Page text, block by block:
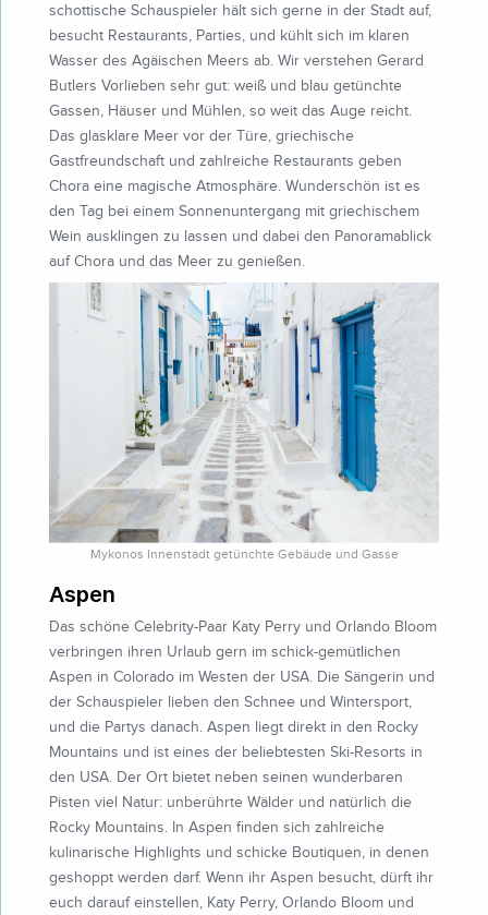
schottische Schauspieler hält sich gerne in der Stadt auf,
besucht Restaurants, Parties, und kühlt sich im klaren
Wasser des Agäischen Meers ab. Wir verstehen Gerard
Butlers Vorlieben sehr gut: weiß und blau getünchte
Gassen, Häuser und Mühlen, so weit das Auge reicht.
Das glasklare Meer vor der Türe, griechische
Gastfreundschaft und zahlreiche Restaurants geben
Chora eine magische Atmosphäre. Wunderschön ist es
den Tag bei einem Sonnenuntergang mit griechischem
Wein ausklingen zu lassen und dabei den Panoramablick
auf Chora und das Meer zu genießen.
Mykonos Innenstadt getünchte Gebäude und Gasse
Aspen
Das schöne Celebrity-Paar Katy Perry und Orlando Bloom
verbringen ihren Urlaub gern im schick-gemütlichen
Aspen in Colorado im Westen der USA. Die Sängerin und
der Schauspieler lieben den Schnee und Wintersport,
und die Partys danach. Aspen liegt direkt in den Rocky
Mountains und ist eines der beliebtesten Ski-Resorts in
den USA. Der Ort bietet neben seinen wunderbaren
Pisten viel Natur: unberührte Wälder und natürlich die
Rocky Mountains. In Aspen finden sich zahlreiche
kulinarische Highlights und schicke Boutiquen, in denen
geshoppt werden darf. Wenn ihr Aspen besucht, dürft ihr
euch darauf einstellen, Katy Perry, Orlando Bloom und